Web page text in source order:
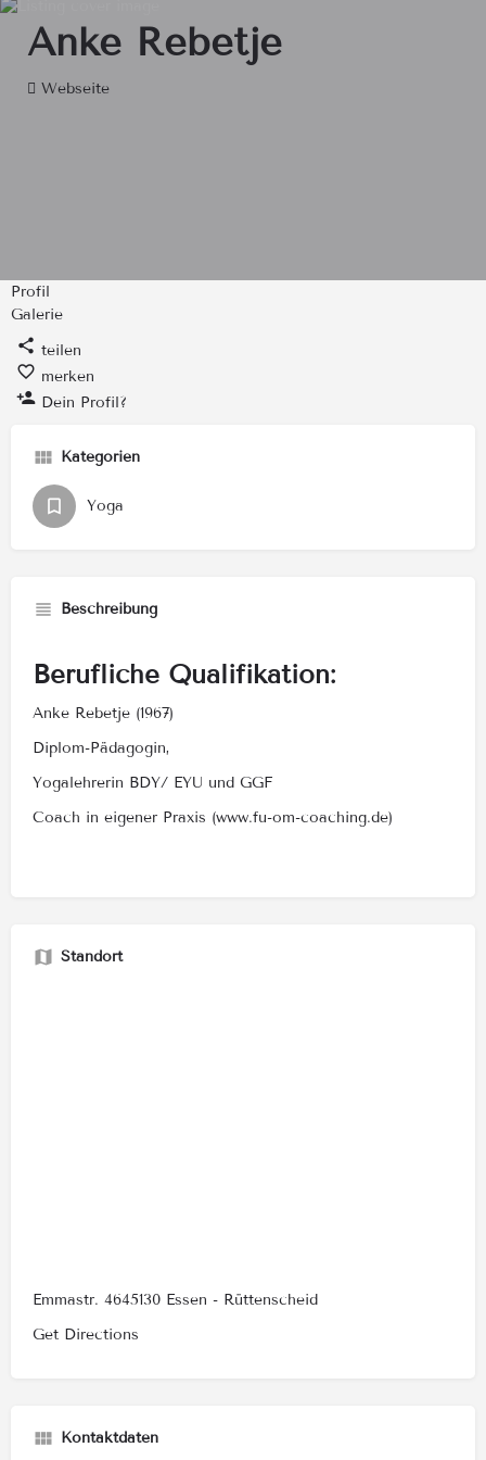
Anke Rebetje
Webseite
Profil
Galerie
teilen
merken
Dein Profil?
Kategorien
Yoga
Beschreibung
Berufliche Qualifikation:
Anke Rebetje (1967)
Diplom-Pädagogin,
Yogalehrerin BDY/ EYU und GGF
Coach in eigener Praxis (www.fu-om-coaching.de)
Standort
Emmastr. 4645130 Essen - Rüttenscheid
Get Directions
Kontaktdaten